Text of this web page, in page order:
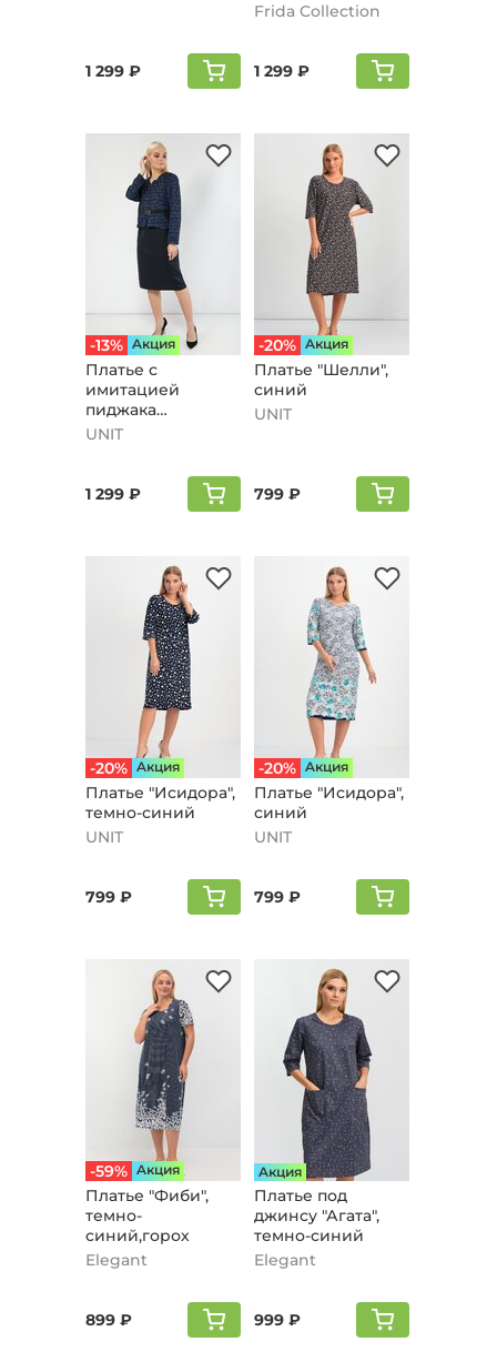
1 299 ₽
карманами, синий
Frida Collection
1 299 ₽
-13% Aкция
Платье с
имитацией
пиджака
"Барбара", синий
UNIT
1 299 ₽
-20% Aкция
Платье "Шелли",
синий
UNIT
799 ₽
-20% Aкция
Платье "Исидора",
темно-синий
UNIT
799 ₽
-20% Aкция
Платье "Исидора",
синий
UNIT
799 ₽
-59% Aкция
Платье "Фиби",
темно-
синий,горох
Elegant
899 ₽
Aкция
Платье под
джинсу "Агата",
темно-синий
Elegant
999 ₽